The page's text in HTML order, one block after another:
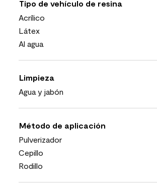
Tipo de vehículo de resina
Acrílico
Látex
Al agua
Limpieza
Agua y jabón
Método de aplicación
Pulverizador
Cepillo
Rodillo